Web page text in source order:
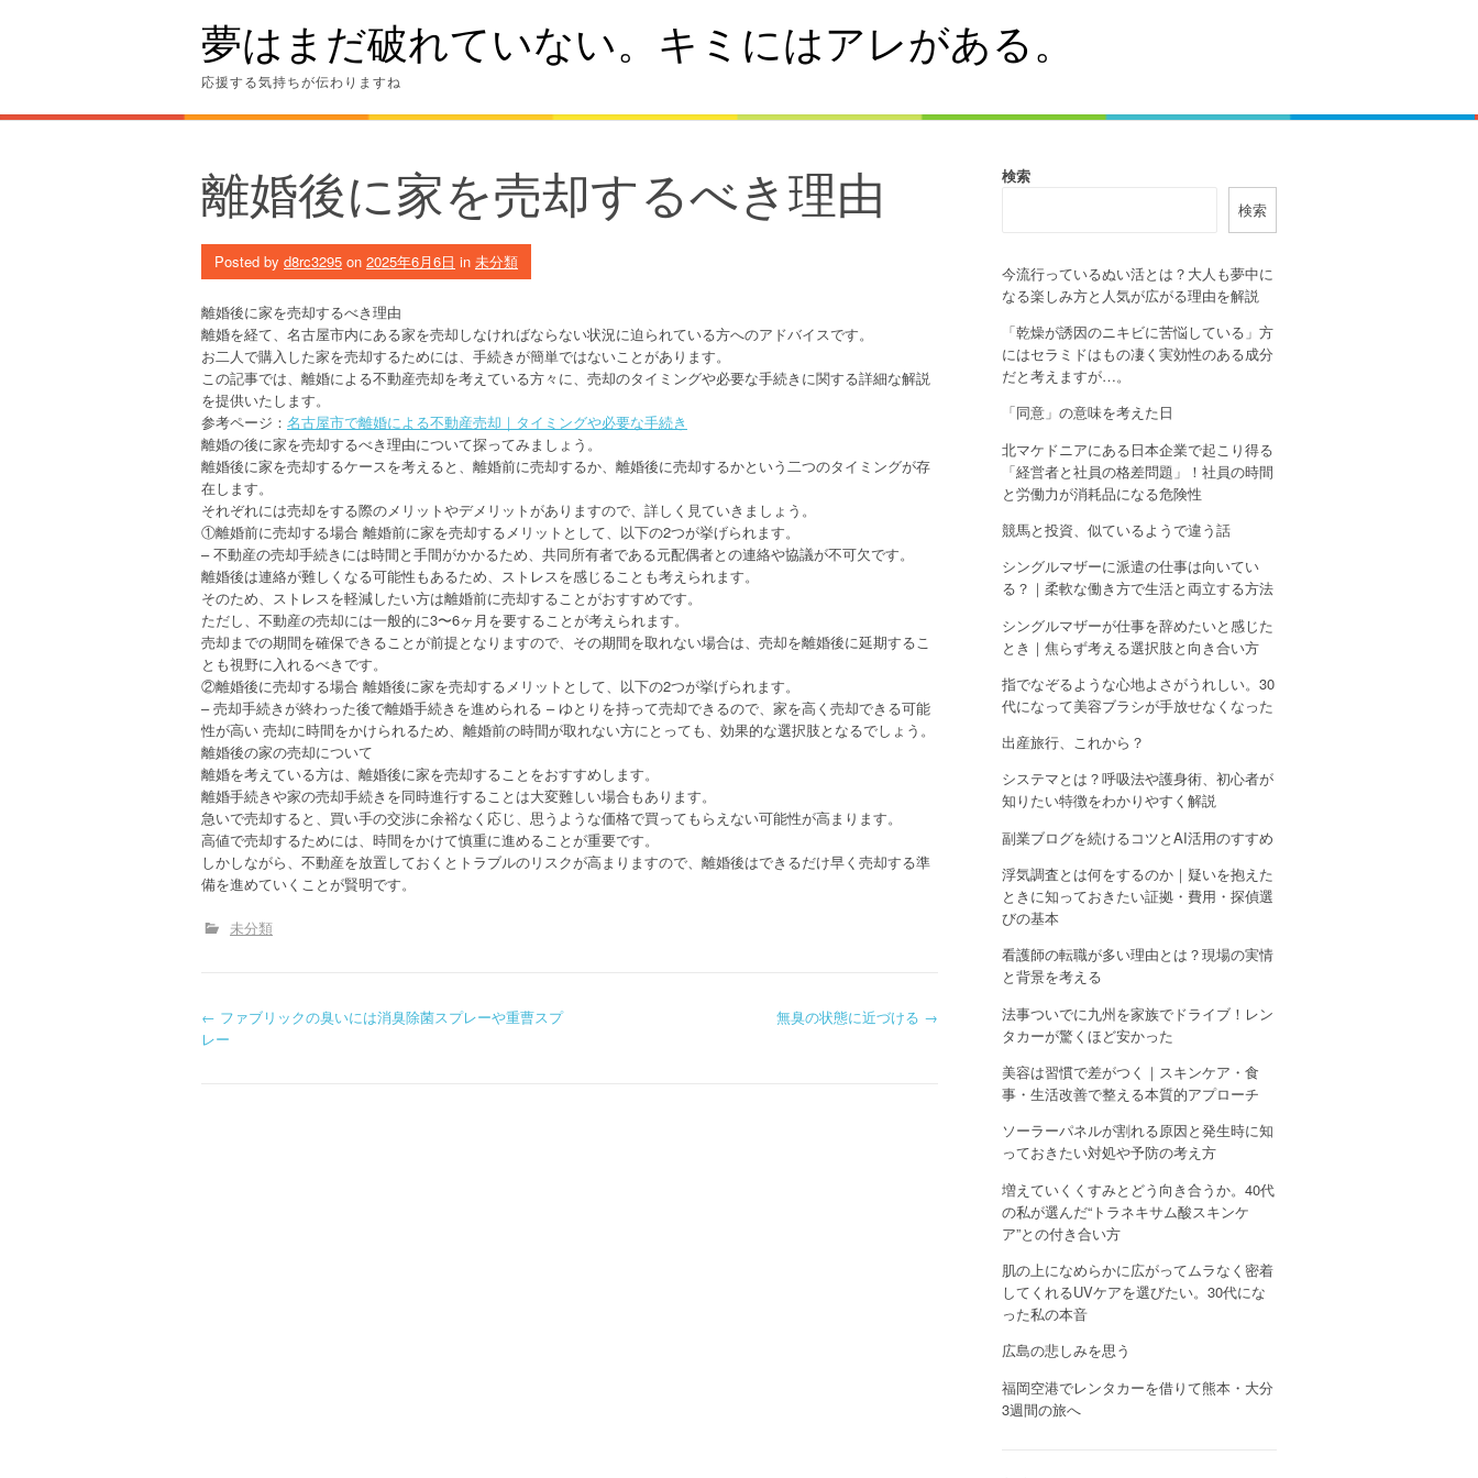
夢はまだ破れていない。キミにはアレがある。
応援する気持ちが伝わりますね
離婚後に家を売却するべき理由
Posted by d8rc3295 on 2025年6月6日 in 未分類
離婚後に家を売却するべき理由
離婚を経て、名古屋市内にある家を売却しなければならない状況に迫られている方へのアドバイスです。
お二人で購入した家を売却するためには、手続きが簡単ではないことがあります。
この記事では、離婚による不動産売却を考えている方々に、売却のタイミングや必要な手続きに関する詳細な解説
を提供いたします。
参考ページ： 名古屋市で離婚による不動産売却｜タイミングや必要な手続き
離婚の後に家を売却するべき理由について探ってみましょう。
離婚後に家を売却するケースを考えると、離婚前に売却するか、離婚後に売却するかという二つのタイミングが存
在します。
それぞれには売却をする際のメリットやデメリットがありますので、詳しく見ていきましょう。
①離婚前に売却する場合 離婚前に家を売却するメリットとして、以下の2つが挙げられます。
– 不動産の売却手続きには時間と手間がかかるため、共同所有者である元配偶者との連絡や協議が不可欠です。
離婚後は連絡が難しくなる可能性もあるため、ストレスを感じることも考えられます。
そのため、ストレスを軽減したい方は離婚前に売却することがおすすめです。
ただし、不動産の売却には一般的に3〜6ヶ月を要することが考えられます。
売却までの期間を確保できることが前提となりますので、その期間を取れない場合は、売却を離婚後に延期するこ
とも視野に入れるべきです。
②離婚後に売却する場合 離婚後に家を売却するメリットとして、以下の2つが挙げられます。
– 売却手続きが終わった後で離婚手続きを進められる – ゆとりを持って売却できるので、家を高く売却できる可能
性が高い 売却に時間をかけられるため、離婚前の時間が取れない方にとっても、効果的な選択肢となるでしょう。
離婚後の家の売却について
離婚を考えている方は、離婚後に家を売却することをおすすめします。
離婚手続きや家の売却手続きを同時進行することは大変難しい場合もあります。
急いで売却すると、買い手の交渉に余裕なく応じ、思うような価格で買ってもらえない可能性が高まります。
高値で売却するためには、時間をかけて慎重に進めることが重要です。
しかしながら、不動産を放置しておくとトラブルのリスクが高まりますので、離婚後はできるだけ早く売却する準
備を進めていくことが賢明です。
未分類
P
← ファブリックの臭いには消臭除菌スプレーや重曹スプ
レー
無臭の状態に近づける →
検索
検索
今流行っているぬい活とは？大人も夢中に
なる楽しみ方と人気が広がる理由を解説
「乾燥が誘因のニキビに苦悩している」方
にはセラミドはもの凄く実効性のある成分
だと考えますが…。
「同意」の意味を考えた日
北マケドニアにある日本企業で起こり得る
「経営者と社員の格差問題」！社員の時間
と労働力が消耗品になる危険性
競馬と投資、似ているようで違う話
シングルマザーに派遣の仕事は向いてい
る？｜柔軟な働き方で生活と両立する方法
シングルマザーが仕事を辞めたいと感じた
とき｜焦らず考える選択肢と向き合い方
指でなぞるような心地よさがうれしい。30
代になって美容ブラシが手放せなくなった
出産旅行、これから？
システマとは？呼吸法や護身術、初心者が
知りたい特徴をわかりやすく解説
副業ブログを続けるコツとAI活用のすすめ
浮気調査とは何をするのか｜疑いを抱えた
ときに知っておきたい証拠・費用・探偵選
びの基本
看護師の転職が多い理由とは？現場の実情
と背景を考える
法事ついでに九州を家族でドライブ！レン
タカーが驚くほど安かった
美容は習慣で差がつく｜スキンケア・食
事・生活改善で整える本質的アプローチ
ソーラーパネルが割れる原因と発生時に知
っておきたい対処や予防の考え方
増えていくくすみとどう向き合うか。40代
の私が選んだ“トラネキサム酸スキンケ
ア”との付き合い方
肌の上になめらかに広がってムラなく密着
してくれるUVケアを選びたい。30代にな
った私の本音
広島の悲しみを思う
福岡空港でレンタカーを借りて熊本・大分
3週間の旅へ